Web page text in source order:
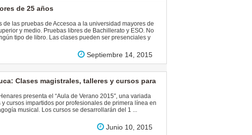
de 25 años
de las pruebas de Accesoa a la universidad mayores de
y medio. Pruebas libres de Bachillerato y ESO. No
tipo de libro. Las clases pueden ser presenciales y
Septiembre 14, 2015
Clases magistrales, talleres y cursos para
presenta el “Aula de Verano 2015″, una variada
cursos impartidos por profesionales de primera línea en
musical. Los cursos se desarrollarán del 1 ...
Junio 10, 2015